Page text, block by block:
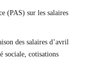
(PAS) sur les salaires
des salaires d’avril
sociale, cotisations